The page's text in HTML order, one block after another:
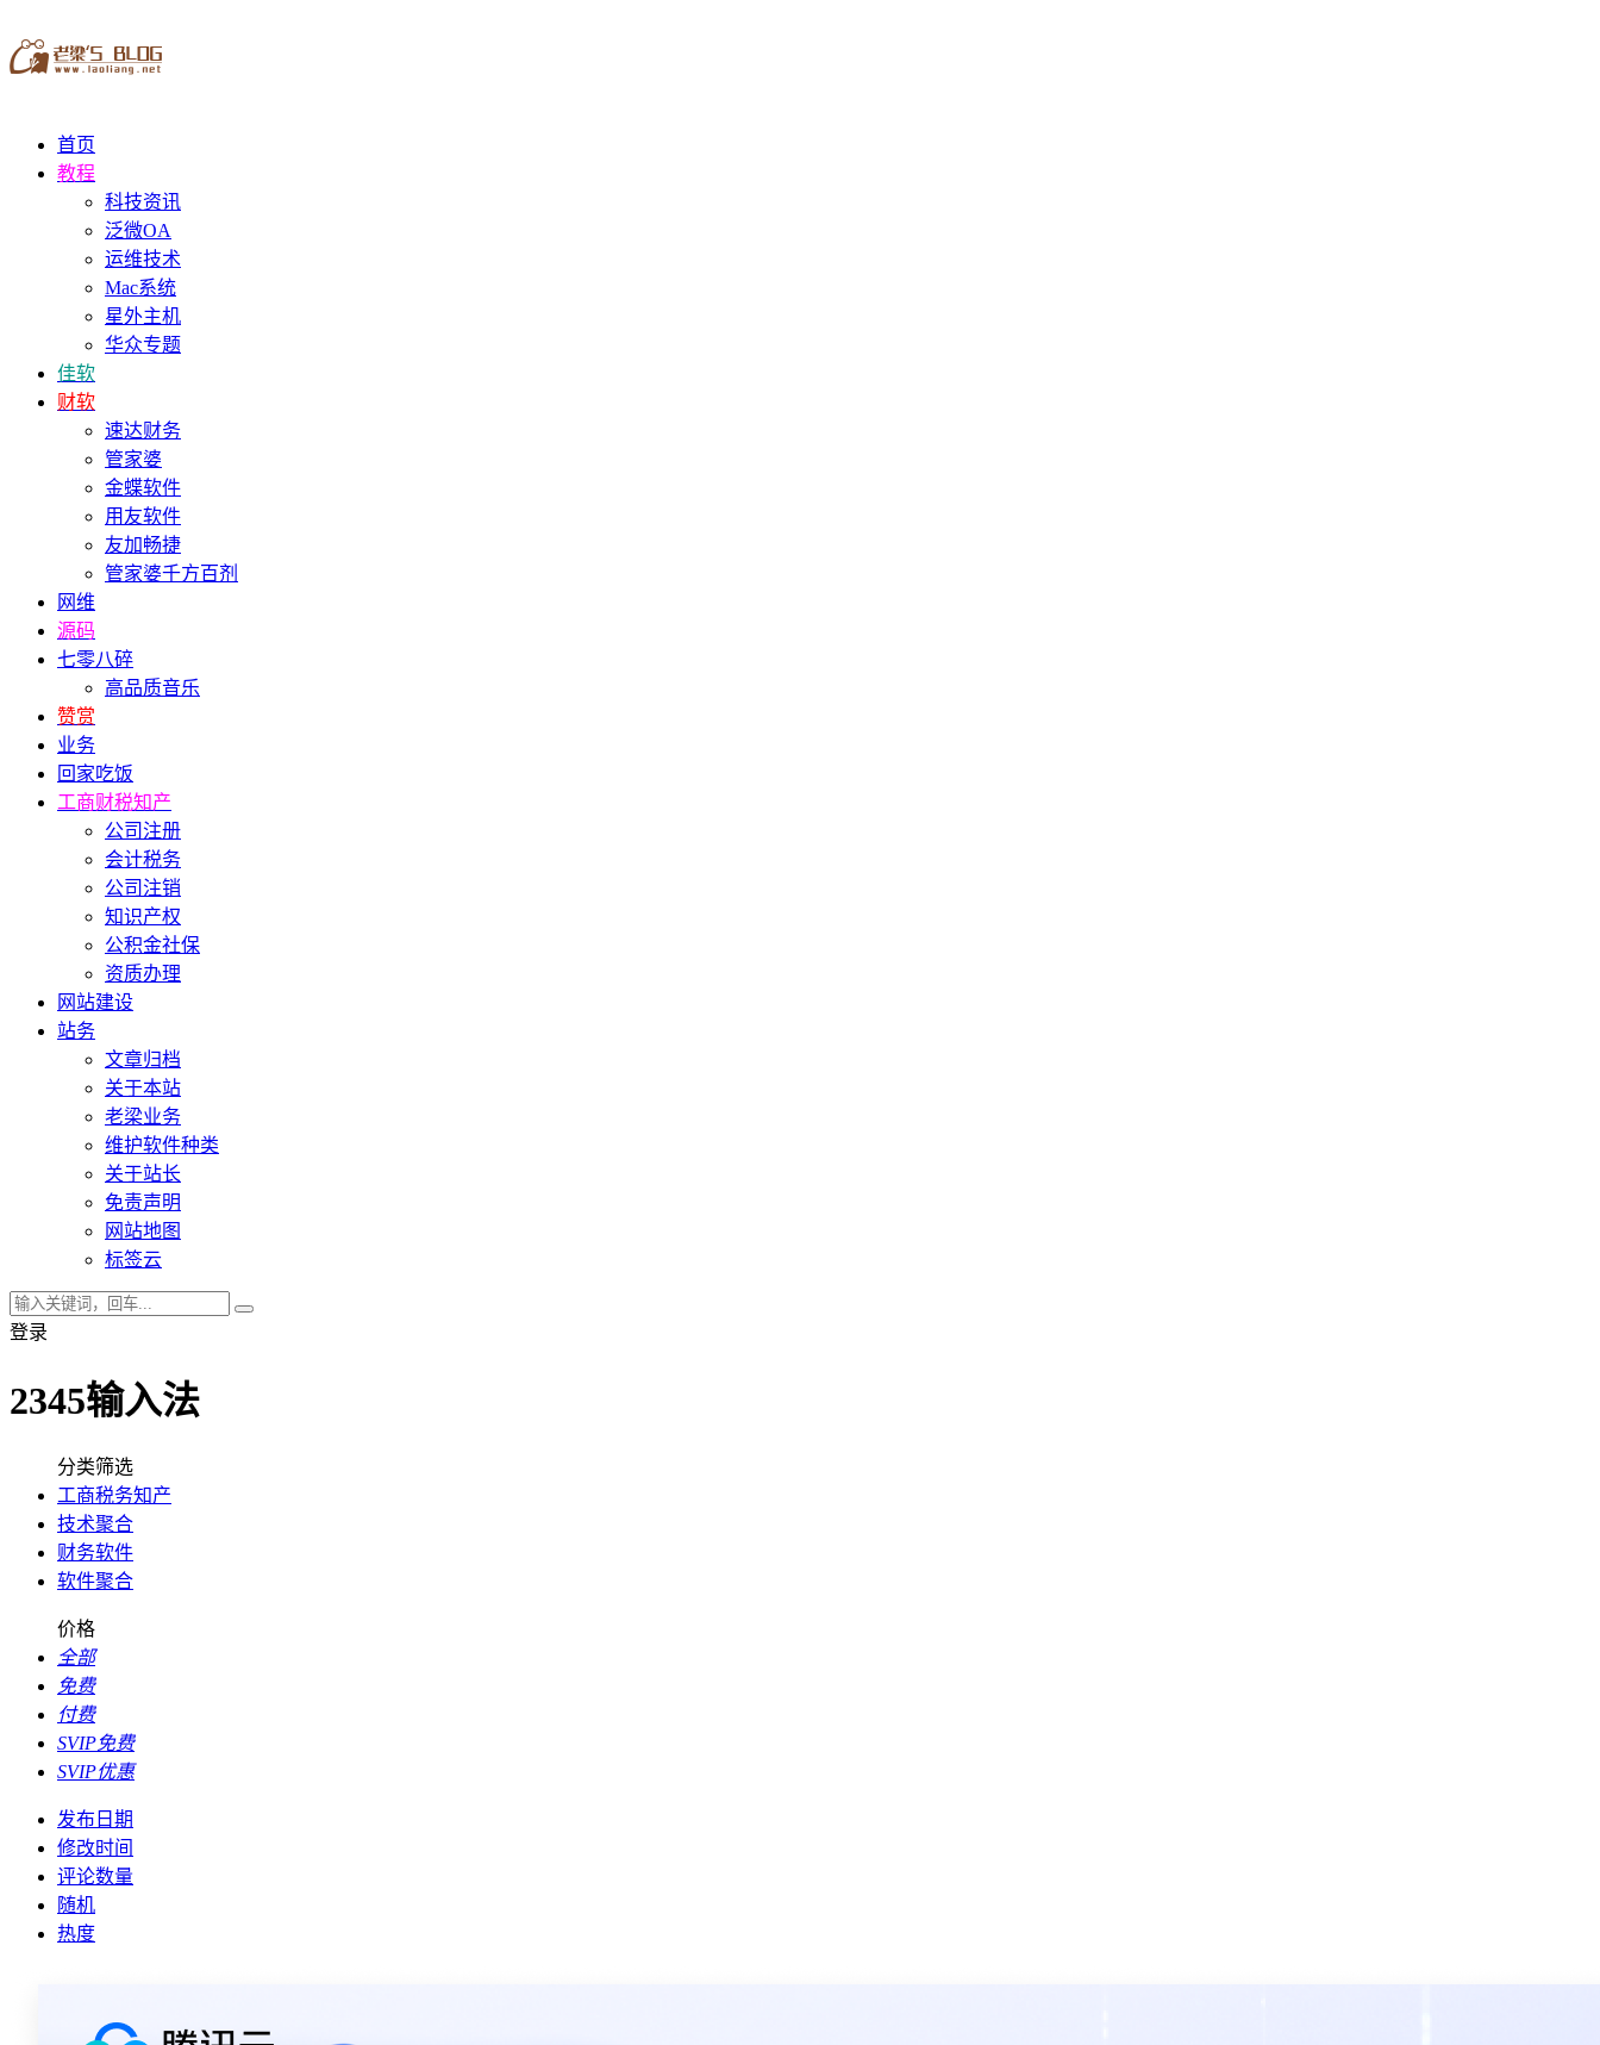
首页
教程
科技资讯
泛微OA
运维技术
Mac系统
星外主机
华众专题
佳软
财软
速达财务
管家婆
金蝶软件
用友软件
友加畅捷
管家婆千方百剂
网维
源码
七零八碎
高品质音乐
赞赏
业务
回家吃饭
工商财税知产
公司注册
会计税务
公司注销
知识产权
公积金社保
资质办理
网站建设
站务
文章归档
关于本站
老梁业务
维护软件种类
关于站长
免责声明
网站地图
标签云
登录
2345输入法
分类筛选
工商税务知产
技术聚合
财务软件
软件聚合
价格
全部
免费
付费
SVIP免费
SVIP优惠
发布日期
修改时间
评论数量
随机
热度